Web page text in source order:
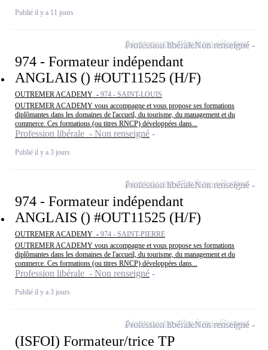
Publié il y a 11 jours
974 - Formateur indépendant
ANGLAIS () #OUT11525 (H/F)
OUTREMER ACADEMY - 974 - SAINT-LOUIS
OUTREMER ACADEMY vous accompagne et vous propose ses formations
diplômantes dans les domaines de l'accueil, du tourisme, du management et du
commerce. Ces formations (ou titres RNCP) développées dans...
Profession libérale - Non renseigné
Publié il y a 3 jours
Profession libéraleNon renseigné
Ajouter cette offre à ma sélection
974 - Formateur indépendant
ANGLAIS () #OUT11525 (H/F)
OUTREMER ACADEMY - 974 - SAINT-PIERRE
OUTREMER ACADEMY vous accompagne et vous propose ses formations
diplômantes dans les domaines de l'accueil, du tourisme, du management et du
commerce. Ces formations (ou titres RNCP) développées dans...
Profession libérale - Non renseigné
Publié il y a 3 jours
Profession libéraleNon renseigné
Ajouter cette offre à ma sélection
(ISFOI) Formateur/trice TP
Profession libéraleNon renseigné
Ajouter cette offre à ma sélection